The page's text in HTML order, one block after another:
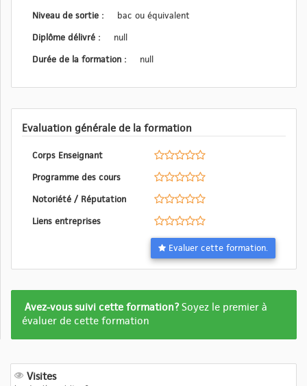
Niveau de sortie :
bac ou équivalent
Diplôme délivré :
null
Durée de la formation :
null
Evaluation générale de la formation
Corps Enseignant
Programme des cours
Notoriété / Réputation
Liens entreprises
Evaluer cette formation.
Formation
pas
Avez-vous suivi cette formation?Soyez le premier à
évaluer de cette formation
Visites